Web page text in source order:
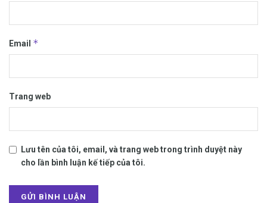
Email *
Trang web
Lưu tên của tôi, email, và trang web trong trình duyệt này
cho lần bình luận kế tiếp của tôi.